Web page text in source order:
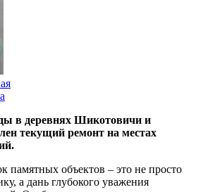
в деревнях Шикотовичи и
текущий ремонт на местах
памятных объектов – это не просто
а дань глубокого уважения